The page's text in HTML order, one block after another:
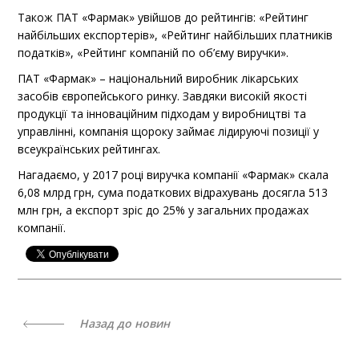
Також ПАТ «Фармак» увійшов до рейтингів: «Рейтинг
найбільших експортерів», «Рейтинг найбільших платників
податків», «Рейтинг компаній по об’єму виручки».
ПАТ «Фармак» – національний виробник лікарських
засобів європейського ринку. Завдяки високій якості
продукції та інноваційним підходам у виробництві та
управлінні, компанія щороку займає лідируючі позиції у
всеукраїнських рейтингах.
Нагадаємо, у 2017 році виручка компанії «Фармак» скала
6,08 млрд грн, сума податкових відрахувань досягла 513
млн грн, а експорт зріс до 25% у загальних продажах
компанії.
Назад до новин